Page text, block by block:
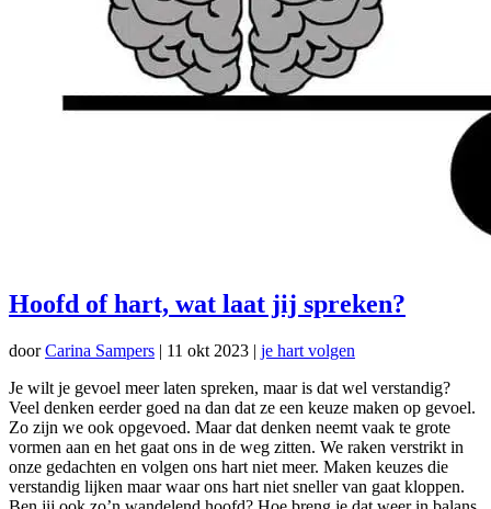
Hoofd of hart, wat laat jij spreken?
doorCarina Sampers | 11 okt 2023 | je hart volgen
Je wilt je gevoel meer laten spreken, maar is dat wel verstandig?
Veel denken eerder goed na dan dat ze een keuze maken op gevoel.
Zo zijn we ook opgevoed. Maar dat denken neemt vaak te grote
vormen aan en het gaat ons in de weg zitten. We raken verstrikt in
onze gedachten en volgen ons hart niet meer. Maken keuzes die
verstandig lijken maar waar ons hart niet sneller van gaat kloppen.